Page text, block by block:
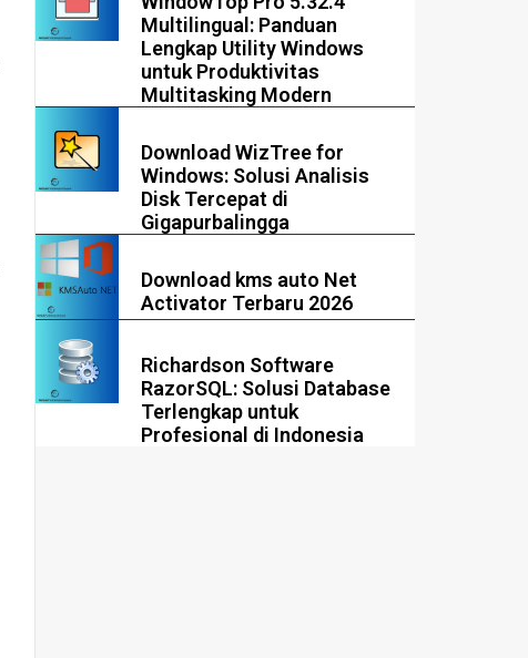
Multilingual: Panduan
Lengkap Utility Windows
untuk Produktivitas
Multitasking Modern
Download WizTree for
Windows: Solusi Analisis
Disk Tercepat di
Gigapurbalingga
Download kms auto Net
Activator Terbaru 2026
Richardson Software
RazorSQL: Solusi Database
Terlengkap untuk
Profesional di Indonesia